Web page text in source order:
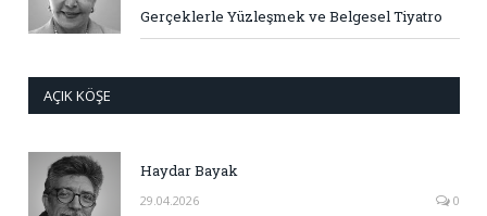
Gerçeklerle Yüzleşmek ve Belgesel Tiyatro
AÇIK KÖŞE
Haydar Bayak
29.04.2026 0